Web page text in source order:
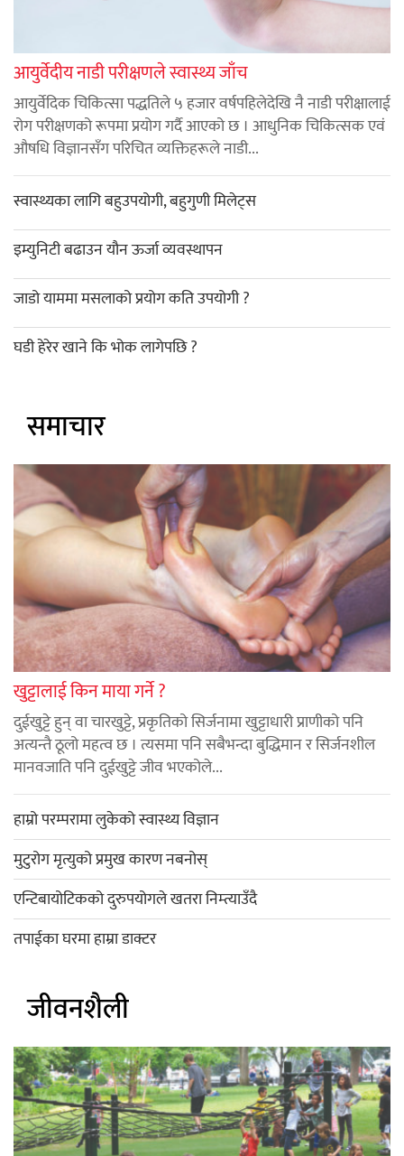
आयुर्वेदीय नाडी परीक्षणले स्वास्थ्य जाँच
आयुर्वेदिक चिकित्सा पद्धतिले ५ हजार वर्षपहिलेदेखि नै नाडी परीक्षालाई
रोग परीक्षणको रूपमा प्रयोग गर्दै आएको छ । आधुनिक चिकित्सक एवं
औषधि विज्ञानसँग परिचित व्यक्तिहरूले नाडी...
स्वास्थ्यका लागि बहुउपयोगी, बहुगुणी मिलेट्स
इम्युनिटी बढाउन यौन ऊर्जा व्यवस्थापन
जाडो याममा मसलाको प्रयोग कति उपयोगी ?
घडी हेरेर खाने कि भोक लागेपछि ?
समाचार
खुट्टालाई किन माया गर्ने ?
दुईखुट्टे हुन् वा चारखुट्टे, प्रकृतिको सिर्जनामा खुट्टाधारी प्राणीको पनि
अत्यन्तै ठूलो महत्व छ । त्यसमा पनि सबैभन्दा बुद्धिमान र सिर्जनशील
मानवजाति पनि दुईखुट्टे जीव भएकोले...
हाम्रो परम्परामा लुकेको स्वास्थ्य विज्ञान
मुटुरोग मृत्युको प्रमुख कारण नबनोस्
एन्टिबायोटिकको दुरुपयोगले खतरा निम्त्याउँदै
तपाईका घरमा हाम्रा डाक्टर
जीवनशैली